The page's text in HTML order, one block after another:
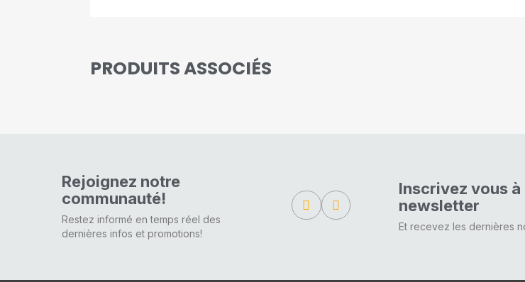
PRODUITS ASSOCIÉS
Rejoignez notre
communauté!
Restez informé en temps réel des
dernières infos et promotions!
Inscrivez vous à
newsletter
Et recevez les dernières